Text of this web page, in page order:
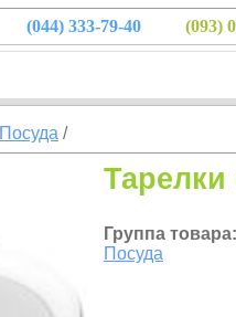
(044) 333-79-40 (093)
Посуда /
Группа товара:
Посуда